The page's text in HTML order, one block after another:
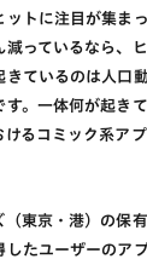
トに注目が集ま
っているなら、
きているのは人口
。一体何が起き
るコミック系ア
東京・港）の保
したユーザーのア